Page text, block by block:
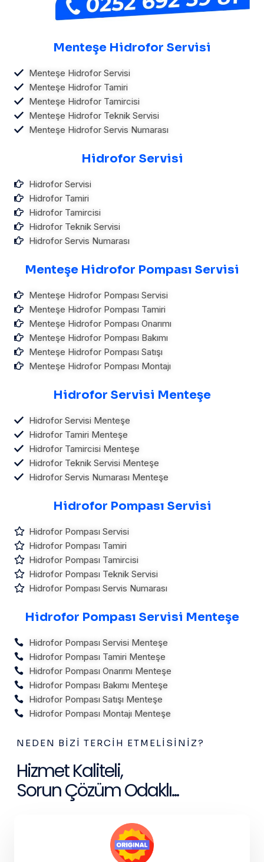
Menteşe Hidrofor Servisi
Menteşe Hidrofor Servisi
Menteşe Hidrofor Tamiri
Menteşe Hidrofor Tamircisi
Menteşe Hidrofor Teknik Servisi
Menteşe Hidrofor Servis Numarası
Hidrofor Servisi
Hidrofor Servisi
Hidrofor Tamiri
Hidrofor Tamircisi
Hidrofor Teknik Servisi
Hidrofor Servis Numarası
Menteşe Hidrofor Pompası Servisi
Menteşe Hidrofor Pompası Servisi
Menteşe Hidrofor Pompası Tamiri
Menteşe Hidrofor Pompası Onarımı
Menteşe Hidrofor Pompası Bakımı
Menteşe Hidrofor Pompası Satışı
Menteşe Hidrofor Pompası Montajı
Hidrofor Servisi Menteşe
Hidrofor Servisi Menteşe
Hidrofor Tamiri Menteşe
Hidrofor Tamircisi Menteşe
Hidrofor Teknik Servisi Menteşe
Hidrofor Servis Numarası Menteşe
Hidrofor Pompası Servisi
Hidrofor Pompası Servisi
Hidrofor Pompası Tamiri
Hidrofor Pompası Tamircisi
Hidrofor Pompası Teknik Servisi
Hidrofor Pompası Servis Numarası
Hidrofor Pompası Servisi Menteşe
Hidrofor Pompası Servisi Menteşe
Hidrofor Pompası Tamiri Menteşe
Hidrofor Pompası Onarımı Menteşe
Hidrofor Pompası Bakımı Menteşe
Hidrofor Pompası Satışı Menteşe
Hidrofor Pompası Montajı Menteşe
NEDEN BIZI TERCIH ETMELISINIZ?
Hizmet Kaliteli,
Sorun Çözüm Odaklı...